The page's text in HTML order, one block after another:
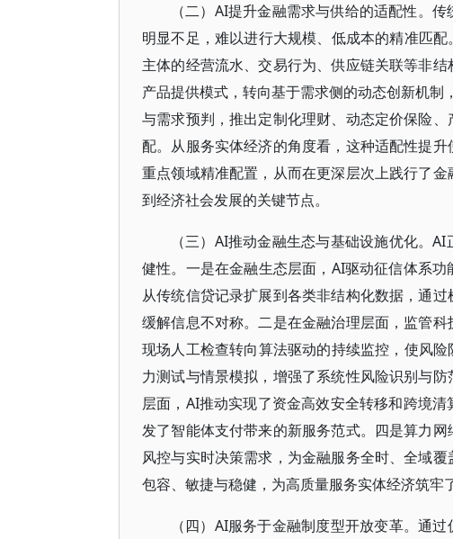
（二）AI提升金融需求与供给的适配性。
明显不足，难以进行大规模、低成本的精准匹
主体的经营流水、交易行为、供应链关联等非
产品提供模式，转向基于需求侧的动态创新机制
与需求预判，推出定制化理财、动态定价保险
配。从服务实体经济的角度看，这种适配性提
重点领域精准配置，从而在更深层次上践行了
到经济社会发展的关键节点。
（三）AI推动金融生态与基础设施优化。
健性。一是在金融生态层面，AI驱动征信体系
从传统信贷记录扩展到各类非结构化数据，通
缓解信息不对称。二是在金融治理层面，监管
现场人工检查转向算法驱动的持续监控，使风
力测试与情景模拟，增强了系统性风险识别与
层面，AI推动实现了资金高效安全转移和跨境
发了智能体支付带来的新服务范式。四是算力
风控与实时决策需求，为金融服务全时、全域
包容、敏捷与稳健，为高质量服务实体经济筑牢
（四）AI服务于金融制度型开放变革。通